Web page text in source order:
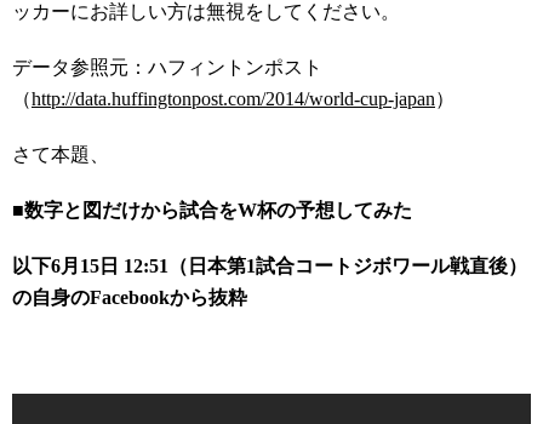
ッカーにお詳しい方は無視をしてください。
データ参照元： ハフィントンポスト
（http://data.huffingtonpost.com/2014/world-cup-japan）
さて本題、
■数字と図だけから試合をW杯の予想してみた
以下6月15日 12:51（日本第1試合コートジボワール戦直後）
の自身のFacebookから抜粋